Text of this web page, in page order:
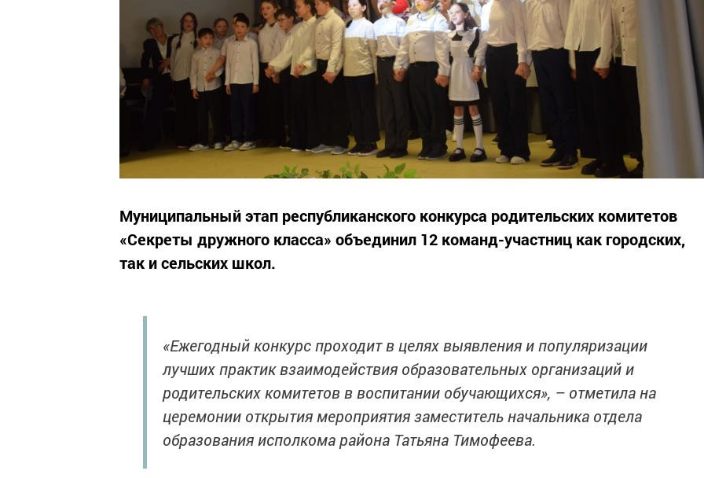
Муниципальный этап республиканского конкурса родительских комитетов
«Секреты дружного класса» объединил 12 команд-участниц как городских,
так и сельских школ.
«Ежегодный конкурс проходит в целях выявления и популяризации
лучших практик взаимодействия образовательных организаций и
родительских комитетов в воспитании обучающихся», – отметила на
церемонии открытия мероприятия заместитель начальника отдела
образования исполкома района Татьяна Тимофеева.